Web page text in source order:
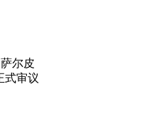
尔皮
式审议